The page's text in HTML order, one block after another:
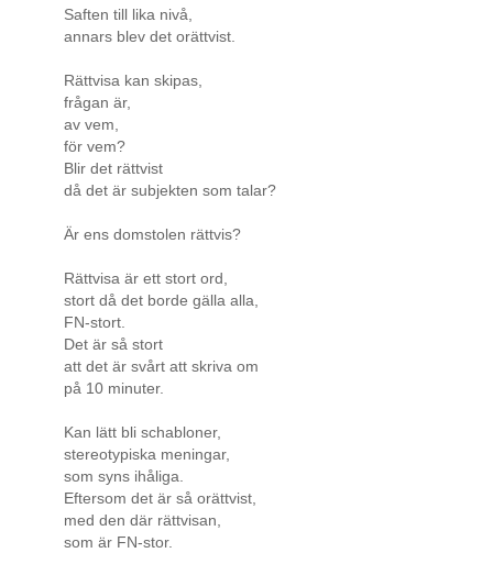
Saften till lika nivå,
annars blev det orättvist.
Rättvisa kan skipas,
frågan är,
av vem,
för vem?
Blir det rättvist
då det är subjekten som talar?
Är ens domstolen rättvis?
Rättvisa är ett stort ord,
stort då det borde gälla alla,
FN-stort.
Det är så stort
att det är svårt att skriva om
på 10 minuter.
Kan lätt bli schabloner,
stereotypiska meningar,
som syns ihåliga.
Eftersom det är så orättvist,
med den där rättvisan,
som är FN-stor.